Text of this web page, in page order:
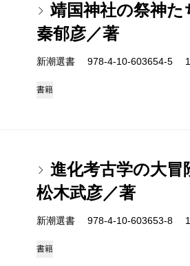
靖国神社の祭神た
秦郁彦／著
新潮選書 978-4-10-603654-5
書籍
進化考古学の大冒
松木武彦／著
新潮選書 978-4-10-603653-8
書籍